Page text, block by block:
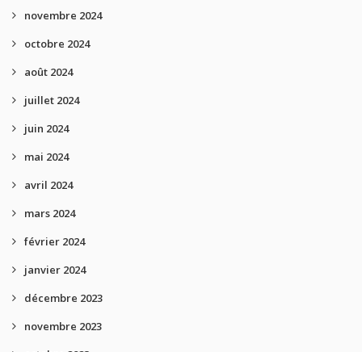
novembre 2024
octobre 2024
août 2024
juillet 2024
juin 2024
mai 2024
avril 2024
mars 2024
février 2024
janvier 2024
décembre 2023
novembre 2023